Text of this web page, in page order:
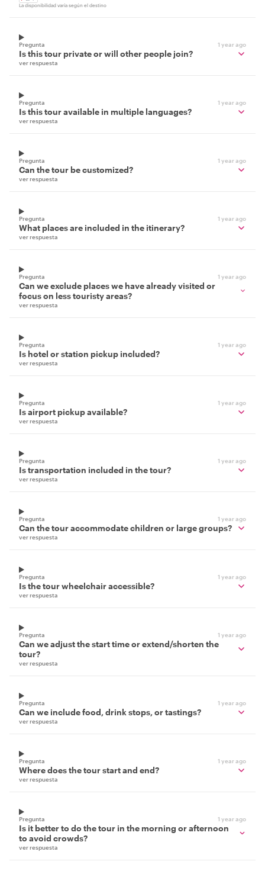
La disponibilidad varía según el destino
Pregunta 1 year ago
Is this tour private or will other people join?
ver respuesta
Pregunta 1 year ago
Is this tour available in multiple languages?
ver respuesta
Pregunta 1 year ago
Can the tour be customized?
ver respuesta
Pregunta 1 year ago
What places are included in the itinerary?
ver respuesta
Pregunta 1 year ago
Can we exclude places we have already visited or
focus on less touristy areas?
ver respuesta
Pregunta 1 year ago
Is hotel or station pickup included?
ver respuesta
Pregunta 1 year ago
Is airport pickup available?
ver respuesta
Pregunta 1 year ago
Is transportation included in the tour?
ver respuesta
Pregunta 1 year ago
Can the tour accommodate children or large groups?
ver respuesta
Pregunta 1 year ago
Is the tour wheelchair accessible?
ver respuesta
Pregunta 1 year ago
Can we adjust the start time or extend/shorten the
tour?
ver respuesta
Pregunta 1 year ago
Can we include food, drink stops, or tastings?
ver respuesta
Pregunta 1 year ago
Where does the tour start and end?
ver respuesta
Pregunta 1 year ago
Is it better to do the tour in the morning or afternoon
to avoid crowds?
ver respuesta